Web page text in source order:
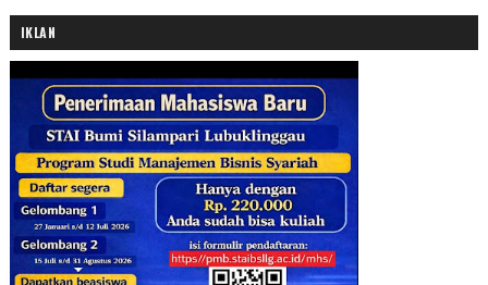
IKLAN